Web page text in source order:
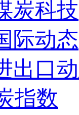
炭科技
际动态
出口
指数